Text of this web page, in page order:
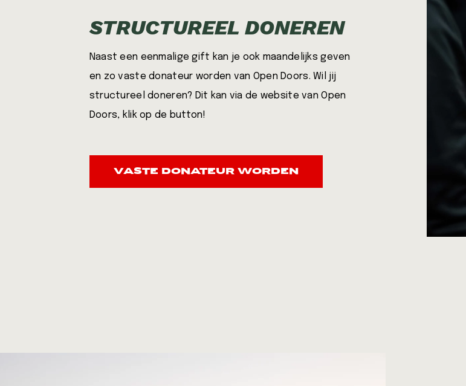
STRUCTUREEL DONEREN
Naast een eenmalige gift kan je ook maandelijks geven
en zo vaste donateur worden van Open Doors. Wil jij
structureel doneren? Dit kan via de website van Open
Doors, klik op de button!
VASTE DONATEUR WORDEN